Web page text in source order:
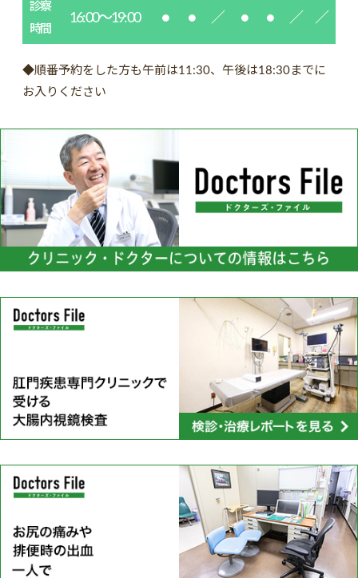
診察
時間
16:00～19:00 ● ● ／ ● ● ／ ／
◆順番予約をした方も午前は11:30、午後は18:30までに
お入りください